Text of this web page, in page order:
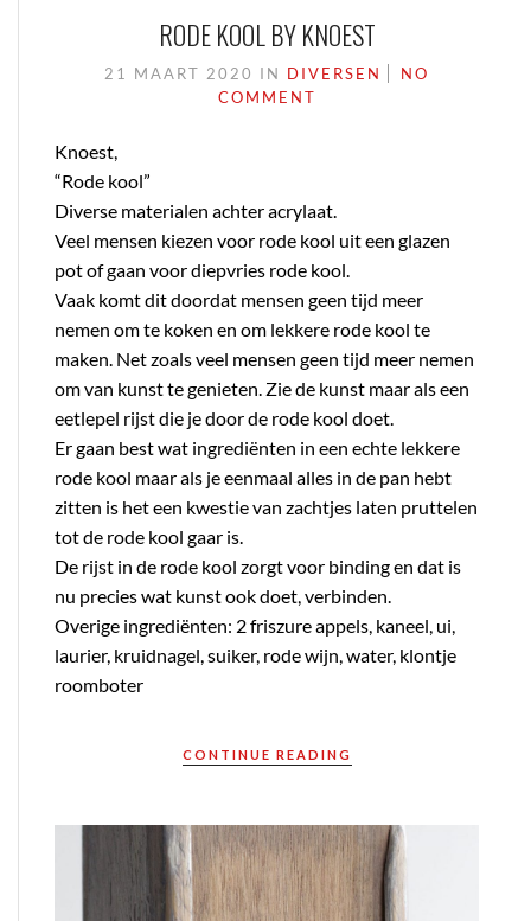
RODE KOOL BY KNOEST
21 MAART 2020 IN DIVERSEN
NO
COMMENT
Knoest,
“Rode kool”
Diverse materialen achter acrylaat.
Veel mensen kiezen voor rode kool uit een glazen
pot of gaan voor diepvries rode kool.
Vaak komt dit doordat mensen geen tijd meer
nemen om te koken en om lekkere rode kool te
maken. Net zoals veel mensen geen tijd meer nemen
om van kunst te genieten. Zie de kunst maar als een
eetlepel rijst die je door de rode kool doet.
Er gaan best wat ingrediënten in een echte lekkere
rode kool maar als je eenmaal alles in de pan hebt
zitten is het een kwestie van zachtjes laten pruttelen
tot de rode kool gaar is.
De rijst in de rode kool zorgt voor binding en dat is
nu precies wat kunst ook doet, verbinden.
Overige ingrediënten: 2 friszure appels, kaneel, ui,
laurier, kruidnagel, suiker, rode wijn, water, klontje
roomboter
CONTINUE READING